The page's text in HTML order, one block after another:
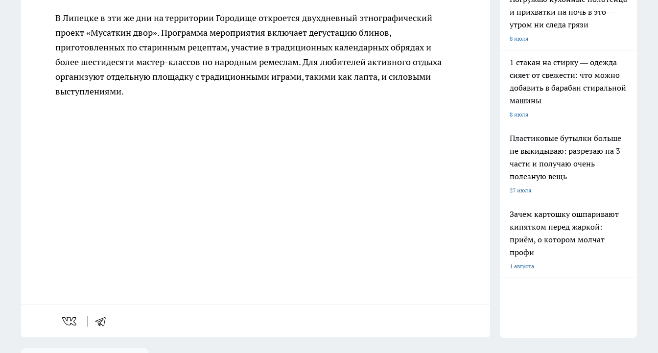
В Липецке в эти же дни на территории Городище откроется двухдневный этнографический
проект «Мусаткин двор». Программа мероприятия включает дегустацию блинов,
приготовленных по старинным рецептам, участие в традиционных календарных обрядах и
более шестидесяти мастер-классов по народным ремеслам. Для любителей активного отдыха
организуют отдельную площадку с традиционными играми, такими как лапта, и силовыми
выступлениями.
и прихватки на ночь в это —
утром ни следа грязи
8 июля
1 стакан на стирку — одежда
сияет от свежести: что можно
добавить в барабан стиральной
машины
8 июля
Пластиковые бутылки больше
не выкидываю: разрезаю на 3
части и получаю очень
полезную вещь
27 июля
Зачем картошку ошпаривают
кипятком перед жаркой:
приём, о котором молчат
профи
1 августа